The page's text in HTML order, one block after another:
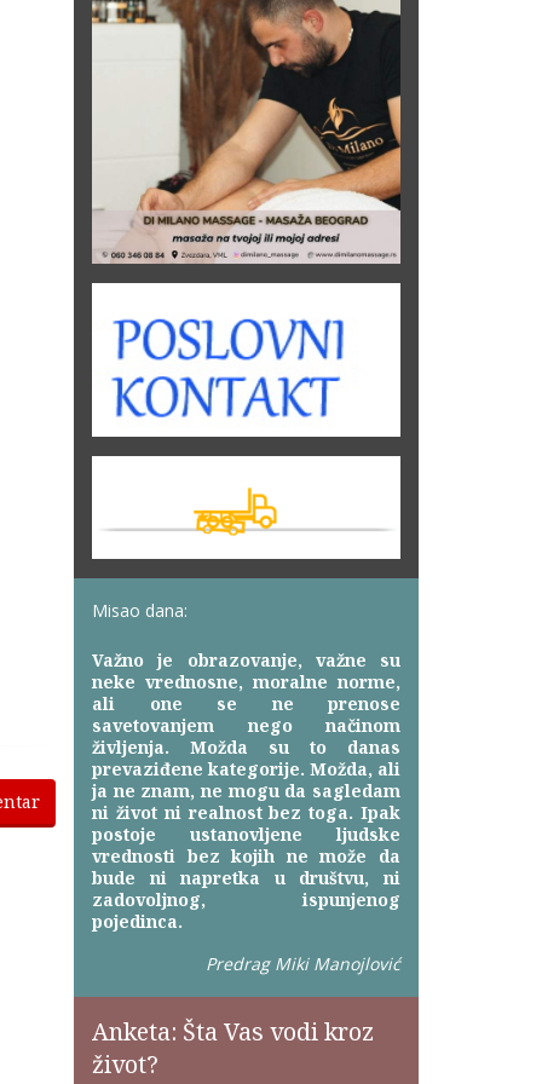
Misao dana:
Važno je obrazovanje, važne su
neke vrednosne, moralne norme,
ali one se ne prenose
savetovanjem nego načinom
življenja. Možda su to danas
prevaziđene kategorije. Možda, ali
ja ne znam, ne mogu da sagledam
ni život ni realnost bez toga. Ipak
postoje ustanovljene ljudske
vrednosti bez kojih ne može da
bude ni napretka u društvu, ni
zadovoljnog, ispunjenog
pojedinca.
Predrag Miki Manojlović
Anketa: Šta Vas vodi kroz
život?